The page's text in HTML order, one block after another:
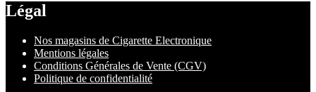
Légal
Nos magasins de Cigarette Electronique
Mentions légales
Conditions Générales de Vente (CGV)
Politique de confidentialité